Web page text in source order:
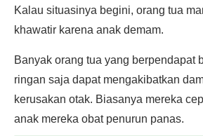
Kalau situasinya begini, orang tua
khawatir karena anak demam.
Banyak orang tua yang berpendapat
ringan saja dapat mengakibatkan
kerusakan otak. Biasanya mereka
anak mereka obat penurun panas.